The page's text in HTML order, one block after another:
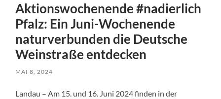
Aktionswochenende #nadierlich
Pfalz: Ein Juni-Wochenende
naturverbunden die Deutsche
Weinstraße entdecken
MAI 8, 2024
Landau – Am 15. und 16. Juni 2024 finden in der